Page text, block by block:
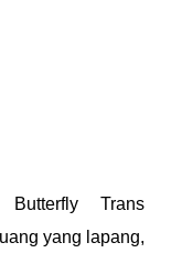
Trans
yang lapang,